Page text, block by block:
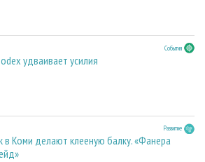
События
удваивает усилия
Развитие
в Коми делают клееную балку. «Фанера